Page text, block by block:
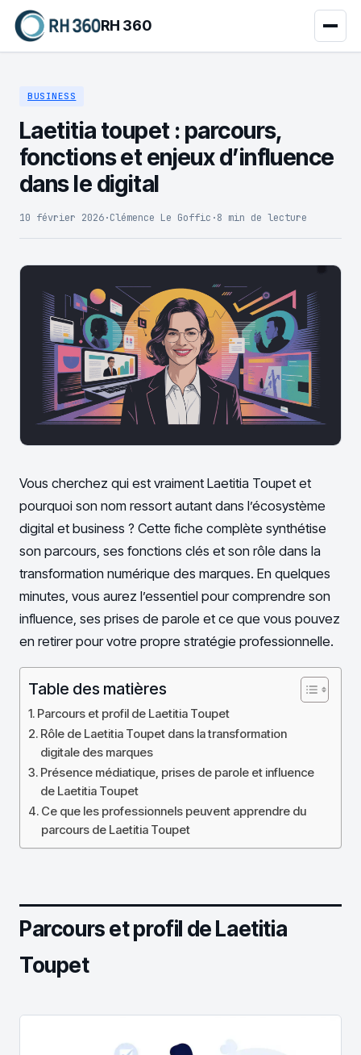
RH 360
BUSINESS
Laetitia toupet : parcours,
fonctions et enjeux d’influence
dans le digital
10 février 2026·Clémence Le Goffic ·8 min de lecture
Vous cherchez qui est vraiment Laetitia Toupet et
pourquoi son nom ressort autant dans l’écosystème
digital et business ? Cette fiche complète synthétise
son parcours, ses fonctions clés et son rôle dans la
transformation numérique des marques. En quelques
minutes, vous aurez l’essentiel pour comprendre son
influence, ses prises de parole et ce que vous pouvez
en retirer pour votre propre stratégie professionnelle.
Table des matières
Parcours et profil de Laetitia Toupet
Rôle de Laetitia Toupet dans la transformation
digitale des marques
Présence médiatique, prises de parole et influence
de Laetitia Toupet
Ce que les professionnels peuvent apprendre du
parcours de Laetitia Toupet
Parcours et profil de Laetitia
Toupet